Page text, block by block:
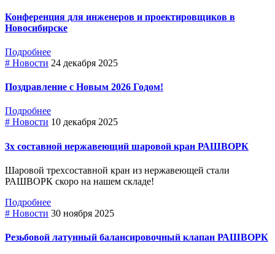
Конференция для инженеров и проектировщиков в
Новосибирске
Подробнее
# Новости 24 декабря 2025
Поздравление с Новым 2026 Годом!
Подробнее
# Новости 10 декабря 2025
3х составной нержавеющий шаровой кран РАШВОРК
Шаровой трехсоставной кран из нержавеющей стали
РАШВОРК скоро на нашем складе!
Подробнее
# Новости 30 ноября 2025
Резьбовой латунный балансировочный клапан РАШВОРК